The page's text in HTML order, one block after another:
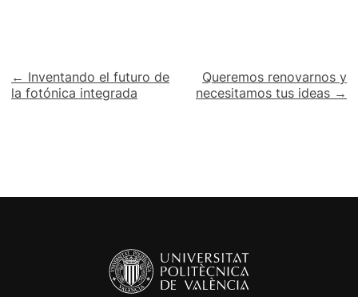
Navegación
de
← Inventando el futuro de
la fotónica integrada
Queremos renovarnos y
necesitamos tus ideas →